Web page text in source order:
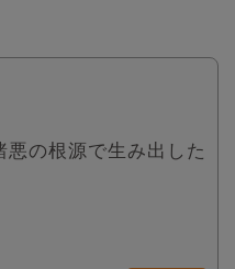
の根源で生み出した